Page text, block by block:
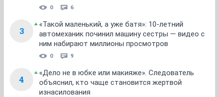
0 6
3
«Такой маленький, а уже батя»: 10-летний
автомеханик починил машину сестры — видео с
ним набирают миллионы просмотров
0 9
4
«Дело не в юбке или макияже». Следователь
объяснил, кто чаще становится жертвой
изнасилования